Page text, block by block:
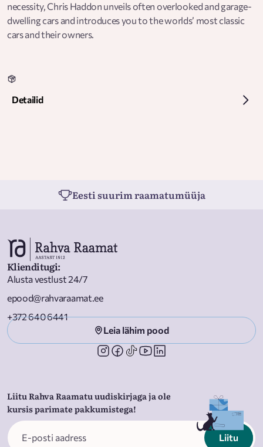
necessity, Chris Haddon unveils often overlooked and garage-
dwelling cars and introduces you to the worlds’ most classic
cars and their owners.
Detailid
Eesti suurim raamatumüüja
Klienditugi:
Alusta vestlust 24/7
epood@rahvaraamat.ee
+372 640 6441
Leia lähim pood
Liitu Rahva Raamatu uudiskirjaga ja ole
kursis parimate pakkumistega!
Liitu